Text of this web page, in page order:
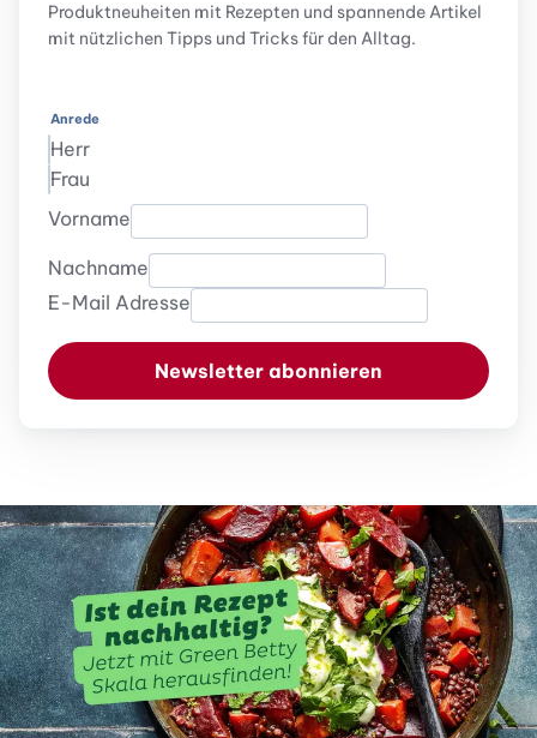
Produktneuheiten mit Rezepten und spannende Artikel
mit nützlichen Tipps und Tricks für den Alltag.
Anrede
Herr
Frau
Vorname
Nachname
E-Mail Adresse
Newsletter abonnieren